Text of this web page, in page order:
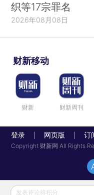
织等17宗罪名
2026年08月08日
财新移动
财新 财新周刊
登录 网页版 订
Copyright 财新网 All Rights
发表评论得积分